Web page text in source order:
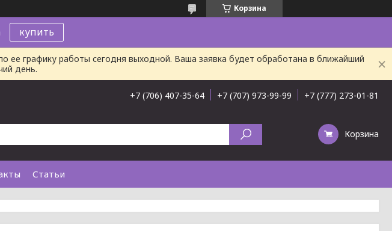
Корзина
купить
ее графику работы сегодня выходной. Ваша заявка будет обработана в ближайший
день.
+7 (706) 407-35-64 +7 (707) 973-99-99 +7 (777) 273-01-81
Корзина
Статьи